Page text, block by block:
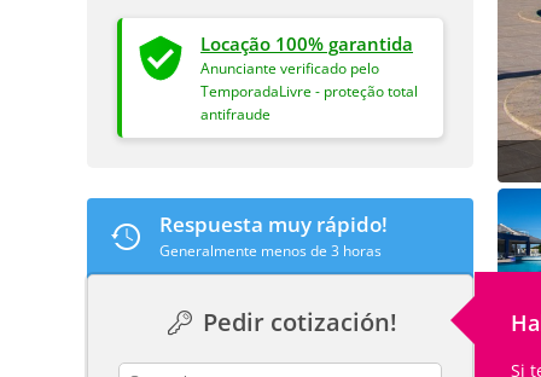
Locação 100% garantida
Anunciante verificado pelo
TemporadaLivre - proteção total
antifraude
Respuesta muy rápido!
Generalmente menos de 3 horas
Pedir cotización!
Si